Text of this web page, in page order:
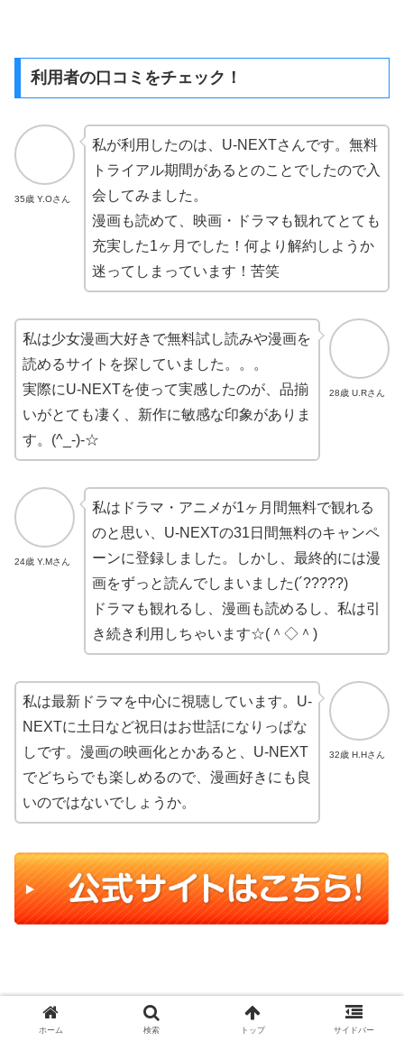
利用者の口コミをチェック！
35歳 Y.Oさん
私が利用したのは、U-NEXTさんです。無料
トライアル期間があるとのことでしたので入
会してみました。
漫画も読めて、映画・ドラマも観れてとても
充実した1ヶ月でした！何より解約しようか
迷ってしまっています！苦笑
28歳 U.Rさん
私は少女漫画大好きで無料試し読みや漫画を
読めるサイトを探していました。。。
実際にU-NEXTを使って実感したのが、品揃
いがとても凄く、新作に敏感な印象がありま
す。(^_-)-☆
24歳 Y.Mさん
私はドラマ・アニメが1ヶ月間無料で観れる
のと思い、U-NEXTの31日間無料のキャンペ
ーンに登録しました。しかし、最終的には漫
画をずっと読んでしまいました(´?????)
ドラマも観れるし、漫画も読めるし、私は引
き続き利用しちゃいます☆(＾◇＾)
32歳 H.Hさん
私は最新ドラマを中心に視聴しています。U-
NEXTに土日など祝日はお世話になりっぱな
しです。漫画の映画化とかあると、U-NEXT
でどちらでも楽しめるので、漫画好きにも良
いのではないでしょうか。
まとめ
ホーム 検索 トップ サイドバー